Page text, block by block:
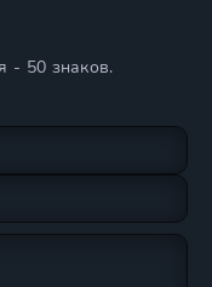
- 50 знаков.